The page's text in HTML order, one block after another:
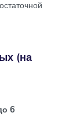
(на
6